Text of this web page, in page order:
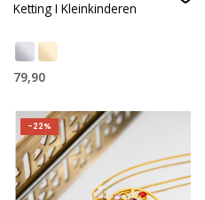
Ketting I Kleinkinderen
79,90
-22%